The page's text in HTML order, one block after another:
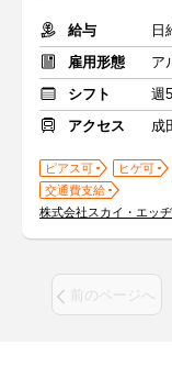
給与
日
雇用形態
ア
シフト
週
アクセス
成
ピアス可 ヒゲ可
交通費支給
株式会社スカイ・エッ
前のページへ